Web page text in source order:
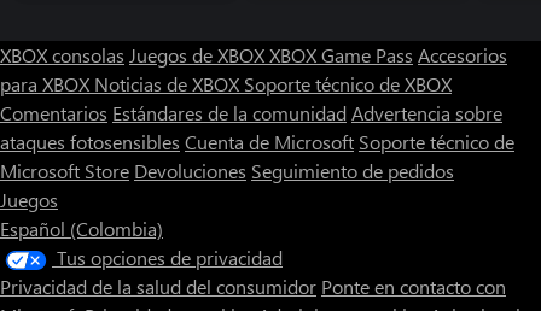
se pueden mezclar cooperativo online y local.
XBOX consolas Juegos de XBOXXBOX Game Pass Accesorios
para XBOX Noticias de XBOX Soporte técnico de XBOX
Comentarios Estándares de la comunidad Advertencia sobre
ataques fotosensibles Cuenta de Microsoft Soporte técnico de
Microsoft Store Devoluciones Seguimiento de pedidos
Juegos
Español (Colombia)
Tus opciones de privacidad
Privacidad de la salud del consumidor Ponte en contacto con